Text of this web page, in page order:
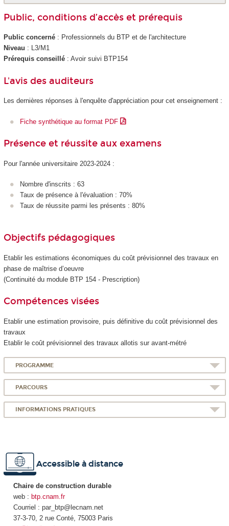
Public, conditions d’accès et prérequis
Public concerné : Professionnels du BTP et de l'architecture
Niveau : L3/M1
Prérequis conseillé : Avoir suivi BTP154
L'avis des auditeurs
Les dernières réponses à l'enquête d'appréciation pour cet enseignement :
Fiche synthétique au format PDF
Présence et réussite aux examens
Pour l'année universitaire 2023-2024 :
Nombre d'inscrits : 63
Taux de présence à l'évaluation : 70%
Taux de réussite parmi les présents : 80%
Objectifs pédagogiques
Etablir les estimations économiques du coût prévisionnel des travaux en
phase de maîtrise d’oeuvre
(Continuité du module BTP 154 - Prescription)
Compétences visées
Etablir une estimation provisoire, puis définitive du coût prévisionnel des
travaux
Etablir le coût prévisionnel des travaux allotis sur avant-métré
PROGRAMME
PARCOURS
INFORMATIONS PRATIQUES
Accessible à distance
Chaire de construction durable
web : btp.cnam.fr
Courriel : par_btp@lecnam.net
37-3-70, 2 rue Conté, 75003 Paris